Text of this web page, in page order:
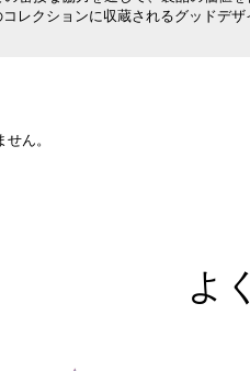
レクションに収蔵されるグッドデ
ん。
よ